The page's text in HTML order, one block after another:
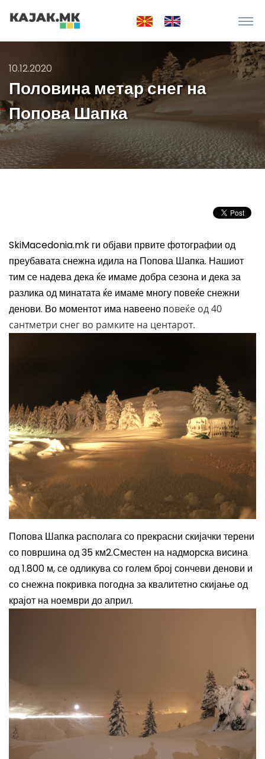
10.12.2020
Половина метар снег на
Попова Шапка
SkiMacedonia.mk ги објави првите фотографии од
преубавата снежна идила на Попова Шапка. Нашиот
тим се надева дека ќе имаме добра сезона и дека за
разлика од минатата ќе имаме многу повеќе снежни
денови. Во моментот има навеено повеќе од 40
сантметри снег во рамките на центарот.
Попова Шапка располага со прекрасни скијачки терени
со површина од 35 км2.Сместен на надморска висина
од 1.800 м, се одликува со голем број сончеви денови и
со снежна покривка погодна за квалитетно скијање од
крајот на ноември до април.